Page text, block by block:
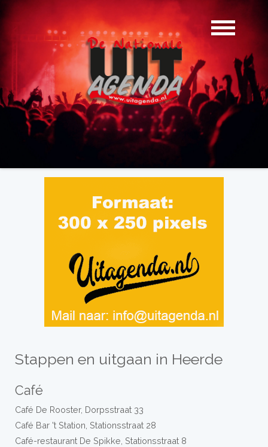
Stappen en uitgaan in Heerde
Café
Café De Rooster, Dorpsstraat 33
Café Bar 't Station, Stationsstraat 28
Café-restaurant De Spikke, Stationsstraat 8